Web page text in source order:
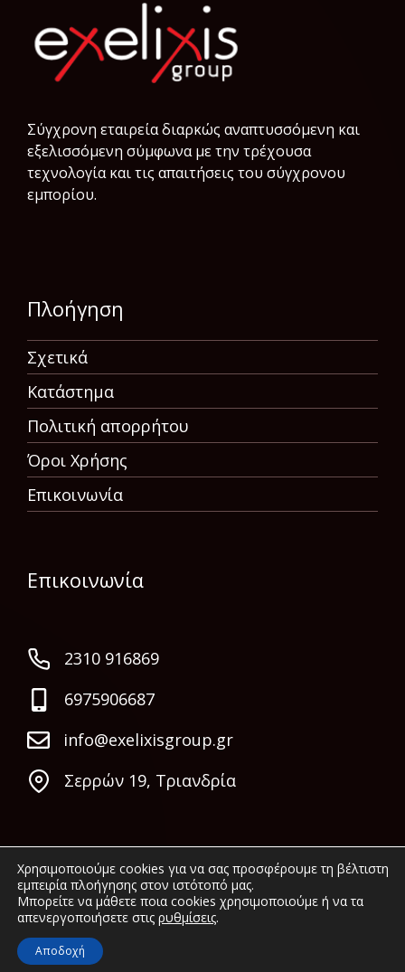
Σύγχρονη εταιρεία διαρκώς αναπτυσσόμενη και
εξελισσόμενη σύμφωνα µε την τρέχουσα
τεχνολογία και τις απαιτήσεις του σύγχρονου
εμπορίου.
Πλοήγηση
Σχετικά
Κατάστημα
Πολιτική απορρήτου
Όροι Χρήσης
Επικοινωνία
Επικοινωνία
2310 916869
6975906687
info@exelixisgroup.gr
Σερρών 19, Τριανδρία
© 2022 Exelixis Group. All rights reserved.
Χρησιμοποιούμε cookies για να σας προσφέρουμε τη βέλτιστη
εμπειρία πλοήγησης στον ιστότοπό μας.
Μπορείτε να μάθετε ποια cookies χρησιμοποιούμε ή να τα
απενεργοποιήσετε στις ρυθμίσεις.
Αποδοχή